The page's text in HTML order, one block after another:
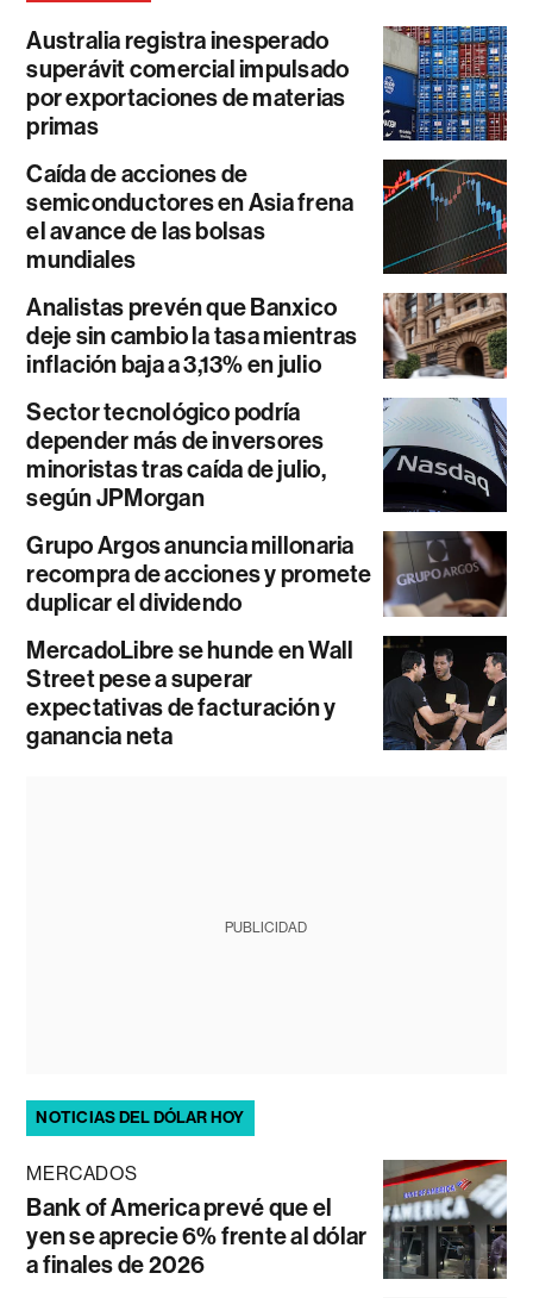
Australia registra inesperado
superávit comercial impulsado
por exportaciones de materias
primas
Caída de acciones de
semiconductores en Asia frena
el avance de las bolsas
mundiales
Analistas prevén que Banxico
deje sin cambio la tasa mientras
inflación baja a 3,13% en julio
Sector tecnológico podría
depender más de inversores
minoristas tras caída de julio,
según JPMorgan
Grupo Argos anuncia millonaria
recompra de acciones y promete
duplicar el dividendo
MercadoLibre se hunde en Wall
Street pese a superar
expectativas de facturación y
ganancia neta
PUBLICIDAD
NOTICIAS DEL DÓLAR HOY
MERCADOS
Bank of America prevé que el
yen se aprecie 6% frente al dólar
a finales de 2026